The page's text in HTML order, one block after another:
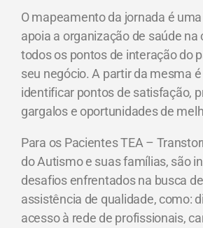
O mapeamento da jornada é
apoia a organização de saúde
todos os pontos de interação do
seu negócio. A partir da mesma
identificar pontos de satisfação,
gargalos e oportunidades de
Para os Pacientes TEA –
do Autismo e suas famílias, são
desafios enfrentados na busca
assistência de qualidade, como:
acesso à rede de profissionais,